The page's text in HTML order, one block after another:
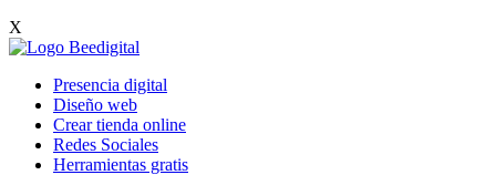
X
Presencia digital
Diseño web
Crear tienda online
Redes Sociales
Herramientas gratis